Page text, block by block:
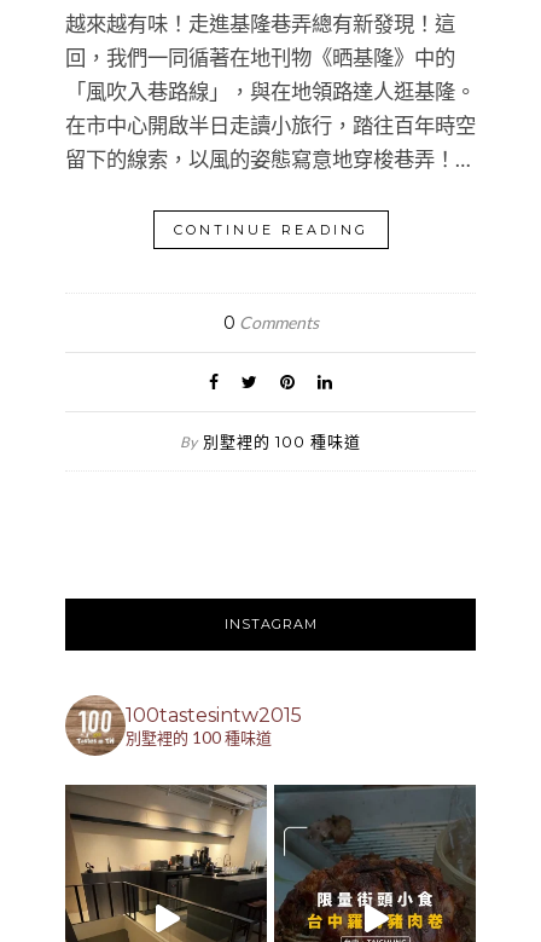
越來越有味！走進基隆巷弄總有新發現！這
回，我們一同循著在地刊物《晒基隆》中的
「風吹入巷路線」，與在地領路達人逛基隆。
在市中心開啟半日走讀小旅行，踏往百年時空
留下的線索，以風的姿態寫意地穿梭巷弄！…
CONTINUE READING
0 Comments
By 別墅裡的 100 種味道
INSTAGRAM
100tastesintw2015
別墅裡的 100 種味道